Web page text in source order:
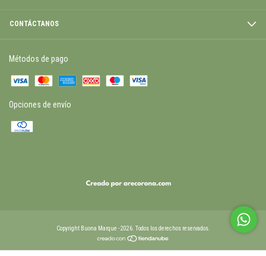
CONTÁCTANOS
Métodos de pago
Opciones de envío
Copyright Buona Marque - 2026. Todos los derechos reservados.